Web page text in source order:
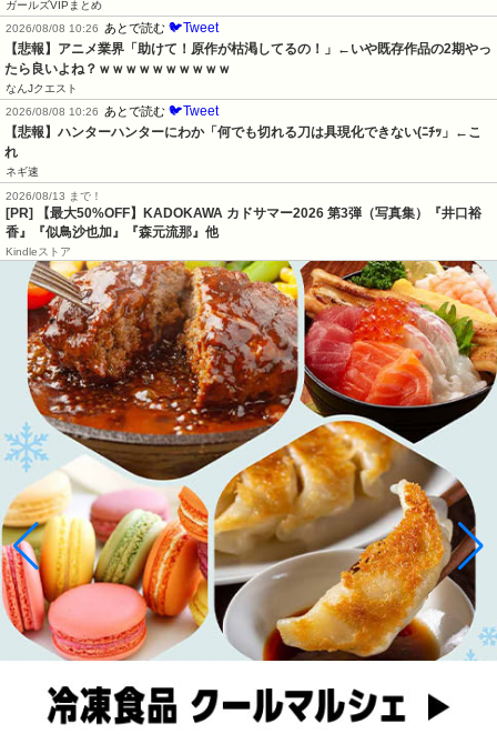
ガールズVIPまとめ
2026/08/08 10:26
あとで読む 🐦Tweet
【悲報】アニメ業界「助けて！原作が枯渇してるの！」←いや既存作品の2期やっ
たら良いよね？ｗｗｗｗｗｗｗｗｗｗ
なんJクエスト
2026/08/08 10:26
あとで読む 🐦Tweet
【悲報】ハンターハンターにわか「何でも切れる刀は具現化できない(ﾆﾁｯ」←こ
れ
ネギ速
2026/08/13 まで！
[PR]
【最大50%OFF】KADOKAWA カドサマー2026 第3弾（写真集）『井口裕
香』『似鳥沙也加』『森元流那』他
Kindleストア